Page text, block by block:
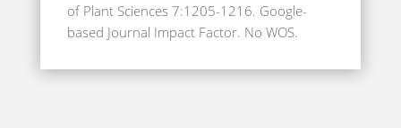
of Plant Sciences 7:1205-1216. Google-
based Journal Impact Factor. No WOS.